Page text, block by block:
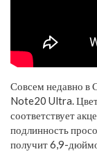
Совсем недавно в
Note20 Ultra. Цвет
соответствует
подлинность
получит 6,9-